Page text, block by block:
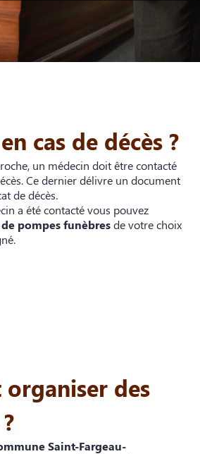
cas de décès ?
un médecin doit être contacté
Ce dernier délivre un document
de décès.
a été contacté vous pouvez
pompes funèbresde votre choix
des
Saint-Fargeau-